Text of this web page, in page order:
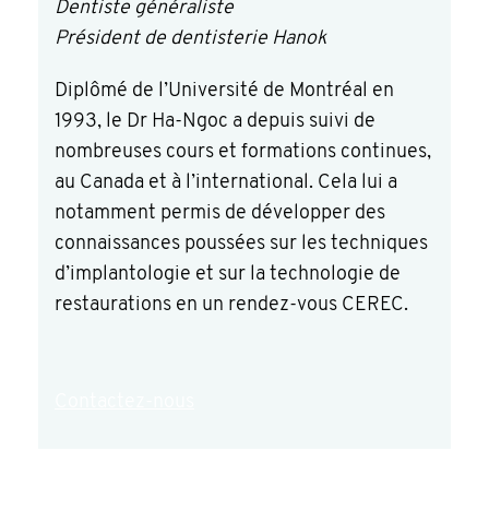
Dentiste généraliste
Président de dentisterie Hanok
Diplômé de l’Université de Montréal en
1993, le Dr Ha-Ngoc a depuis suivi de
nombreuses cours et formations continues,
au Canada et à l’international. Cela lui a
notamment permis de développer des
connaissances poussées sur les techniques
d’implantologie et sur la technologie de
restaurations en un rendez-vous CEREC.